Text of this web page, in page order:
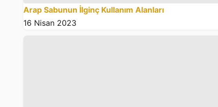
Arap Sabunun İlginç Kullanım Alanları
16 Nisan 2023